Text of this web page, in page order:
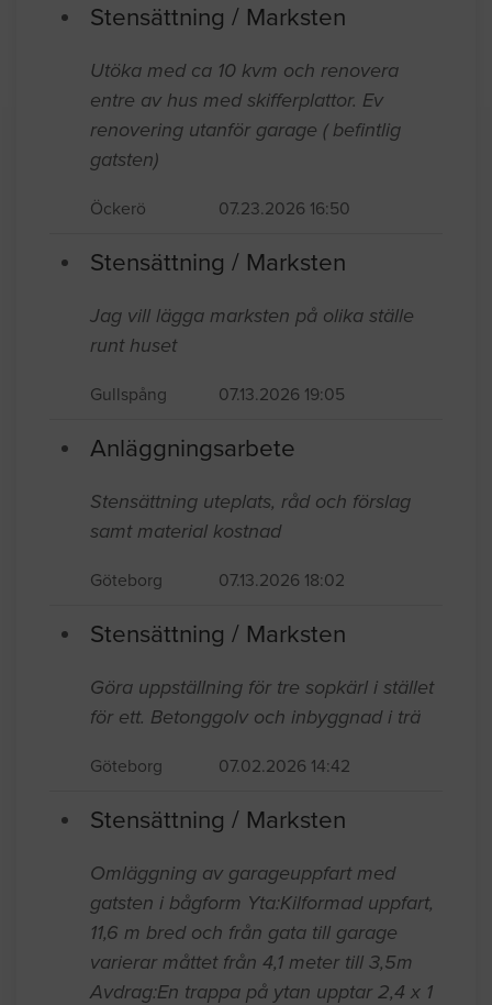
Stensättning / Marksten
Utöka med ca 10 kvm och renovera
entre av hus med skifferplattor. Ev
renovering utanför garage ( befintlig
gatsten)
Öckerö 07.23.2026 16:50
Stensättning / Marksten
Jag vill lägga marksten på olika ställe
runt huset
Gullspång 07.13.2026 19:05
Anläggningsarbete
Stensättning uteplats, råd och förslag
samt material kostnad
Göteborg 07.13.2026 18:02
Stensättning / Marksten
Göra uppställning för tre sopkärl i stället
för ett. Betonggolv och inbyggnad i trä
Göteborg 07.02.2026 14:42
Stensättning / Marksten
Omläggning av garageuppfart med
gatsten i bågform Yta:Kilformad uppfart,
11,6 m bred och från gata till garage
varierar måttet från 4,1 meter till 3,5m
Avdrag:En trappa på ytan upptar 2,4 x 1